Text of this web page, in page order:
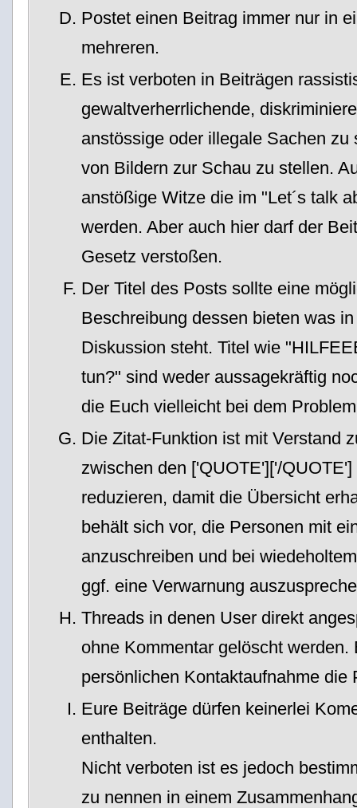
Postet einen Beitrag immer nur in
mehreren.
Es ist verboten in Beiträgen
gewaltverherrlichende,
anstössige oder illegale Sachen zu
von Bildern zur Schau zu stellen.
anstößige Witze die im "Let´s talk
werden. Aber auch hier darf der
Gesetz verstoßen.
Der Titel des Posts sollte eine
Beschreibung dessen bieten was
Diskussion steht. Titel wie
tun?" sind weder aussagekräftig
die Euch vielleicht bei dem
Die Zitat-Funktion ist mit Verstand
zwischen den ['QUOTE']['/
reduzieren, damit die Übersicht
behält sich vor, die Personen mit
anzuschreiben und bei
ggf. eine Verwarnung
Threads in denen User direkt
ohne Kommentar gelöscht werden.
persönlichen Kontaktaufnahme die
Eure Beiträge dürfen keinerlei
enthalten.
Nicht verboten ist es jedoch
zu nennen in einem